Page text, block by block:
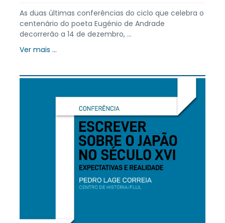
As duas últimas conferências do ciclo que celebra o
centenário do poeta Eugénio de Andrade
decorrerão a 14 de dezembro, ...
Ver mais ...